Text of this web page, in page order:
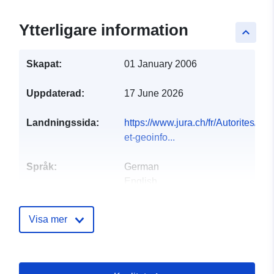
keyboard_arrow_up
Ytterligare information
Skapat: 01 January 2006
Uppdaterad: 17 June 2026
Landningssida:
https://www.jura.ch/fr/Autorites/
et-geoinfo...
Språk:
German
English
Visa mer